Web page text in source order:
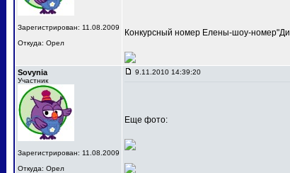
Зарегистрирован: 11.08.2009
Откуда: Орел
Конкурсный номер Елены-шоу-
Sovynia
Участник
Зарегистрирован: 11.08.2009
Откуда: Орел
9.11.2010 14:39:20
Еще фото: